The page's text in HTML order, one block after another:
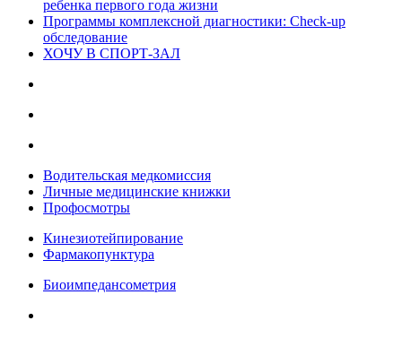
ребенка первого года жизни
Программы комплексной диагностики: Check-up
обследование
ХОЧУ В CПОРТ-ЗАЛ
Водительская медкомиссия
Личные медицинские книжки
Профосмотры
Кинезиотейпирование
Фармакопунктура
Биоимпедансометрия